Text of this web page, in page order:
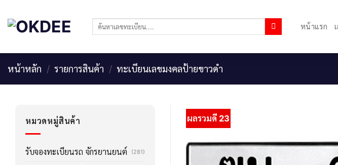
content
ค้นหา: หน้าแรก
หน้าหลัก / รายการสินค้า / ทะเบียนเลขมงคลป้ายขาวดำ
หมวดหมู่สินค้า
รับจองทะเบียนรถ จักรยานยนต์ (281)
ผลรวมดี 23